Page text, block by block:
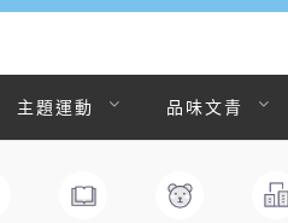
主題運動 品味文青